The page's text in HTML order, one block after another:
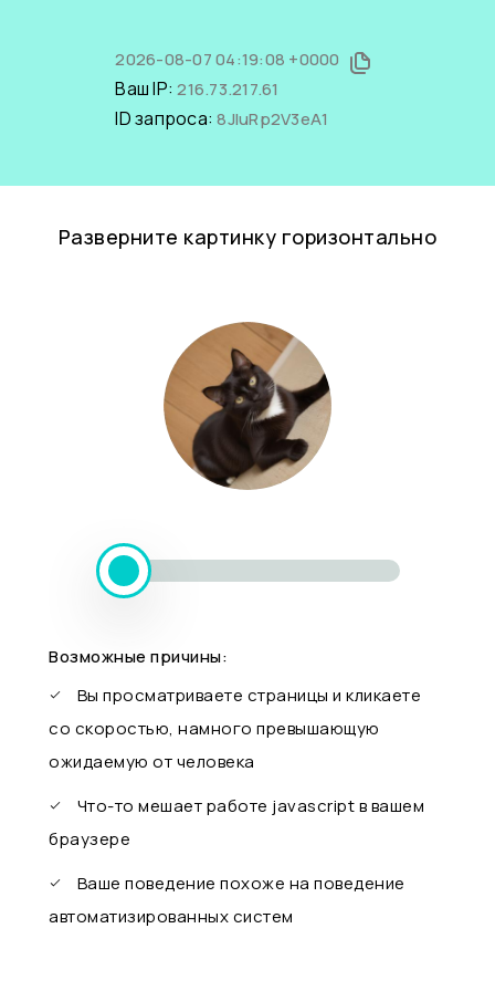
2026-08-07 04:19:08 +0000
Ваш IP:216.73.217.61
ID запроса:8JIuRp2V3eA1
Разверните картинку горизонтально
Возможные причины:
Вы просматриваете страницы и кликаете
со скоростью, намного превышающую
ожидаемую от человека
Что-то мешает работе javascript в вашем
браузере
Ваше поведение похоже на поведение
автоматизированных систем